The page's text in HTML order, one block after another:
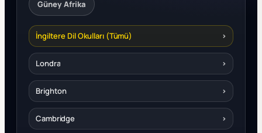
Güney Afrika
İngiltere Dil Okulları (Tümü) ›
Londra ›
Brighton ›
Cambridge ›